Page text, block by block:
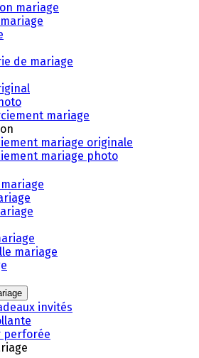
mariage
de mariage
mariage
mariage originale
mariage photo
mariage
invités
perforée